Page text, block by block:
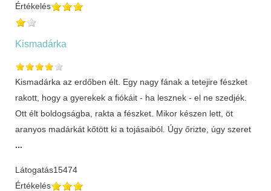
Értékelés
Kismadárka
Kismadárka az erdőben élt. Egy nagy fának a tetejire fészket
rakott, hogy a gyerekek a fiókáit - ha lesznek - el ne szedjék.
Ott élt boldogságba, rakta a fészket. Mikor készen lett, öt
aranyos madárkát kőtött ki a tojásaiból. Úgy őrizte, úgy szeret
...
Látogatás15474
Értékelés